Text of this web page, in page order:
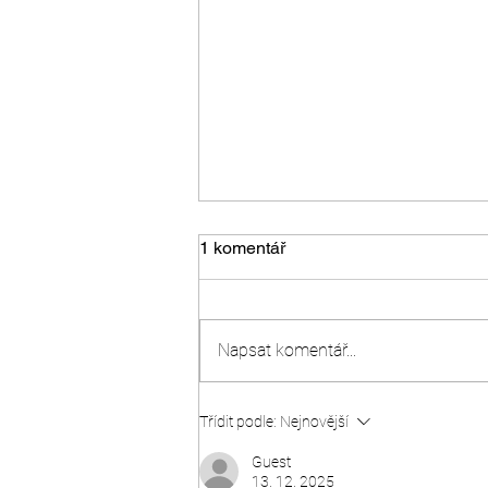
1 komentář
Napsat komentář...
Třídit podle: Nejnovější
Guest
13. 12. 2025